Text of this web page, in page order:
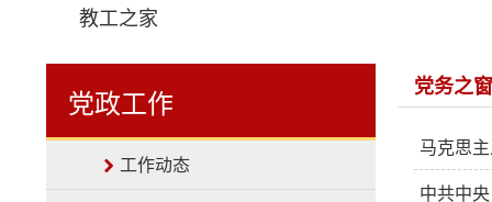
教工之家
党政工作
工作动态
党务之窗
马克思
中共中